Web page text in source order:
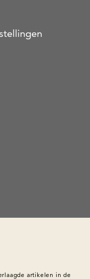
artikelen in de